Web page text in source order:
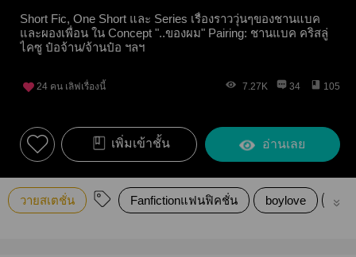
Short Fic, One Short และ Series เรื่องราววุ่นๆของชานแบค
และผองเพื่อน ใน Concept "..ของผม" Pairing: ชานแบค คริสลู่
ไคซู ป๋อจ้าน/จ้านป๋อ ฯลฯ
24 คน เลิฟเรื่องนี้ 7.27K 34 105
เพิ่มเข้าชั้น อ่านเลย
วายสเตชั่น Fanfictionแฟนฟิคชั่น boylove คริ